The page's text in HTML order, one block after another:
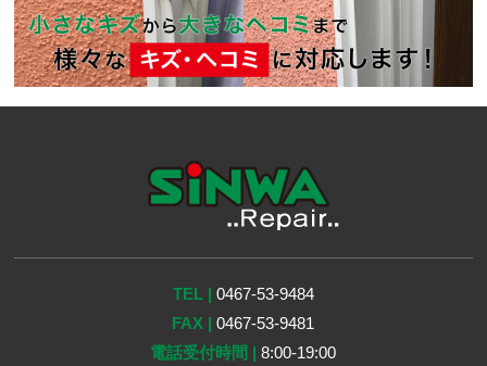
TEL | 0467-53-9484
FAX | 0467-53-9481
電話受付時間 | 8:00-19:00